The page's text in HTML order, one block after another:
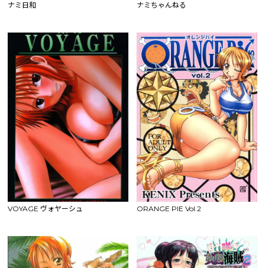
ナミ日和 ナミちゃんねる
VOYAGE ヴォヤーシュ ORANGE PIE Vol.2